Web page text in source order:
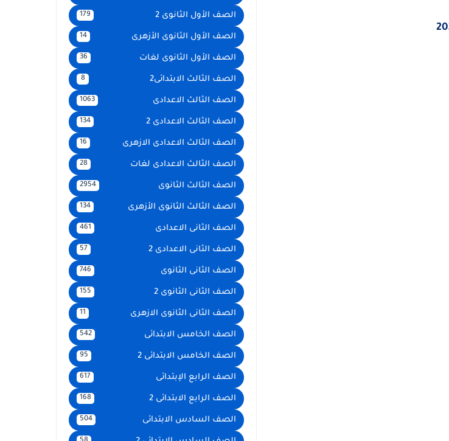
الصف الأول الثانوى 2 179
الصف الأول الثانوى الأزهرى 14
الصف الأول الثانوى لغات 36
الصف الثالث الابتدائى2 8
الصف الثالث الاعدادى 1063
الصف الثالث الاعدادى 2 134
الصف الثالث الاعدادى الازهرى 16
الصف الثالث الاعدادى لغات 28
الصف الثالث الثانوى 2954
الصف الثالث الثانوى الأزهرى 134
الصف الثانى الاعدادى 461
الصف الثانى الاعدادى 2 57
الصف الثانى الثانوى 746
الصف الثانى الثانوى 2 155
الصف الثانى الثانوى الازهرى 11
الصف الخامس الابتدائى 542
الصف الخامس الابتدائى 2 95
الصف الرابع الإبتدائى 617
الصف الرابع الابتدائى 2 168
الصف السادس الابتدائى 504